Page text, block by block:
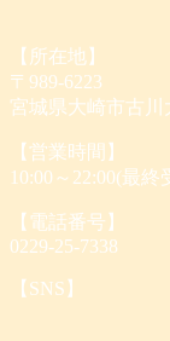
【所在地】
〒989-6223
宮城県大崎市古
【営業時間】
10:00～22:00(最終
【電話番号】
0229-25-7338
【SNS】